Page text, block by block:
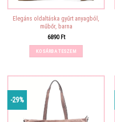
Elegáns oldaltáska gyűrt anyagból,
műbőr, barna
6890 Ft
KOSÁRBA TESZEM
-29%